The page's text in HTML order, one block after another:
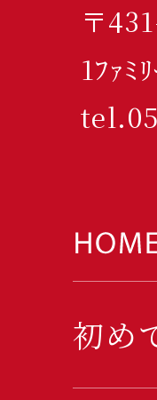
〒
1ﾌｧﾐ
初め